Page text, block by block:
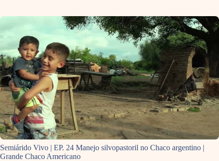
Semiárido Vivo | EP. 24 Manejo silvopastoril no Chaco argentino |
Grande Chaco Americano